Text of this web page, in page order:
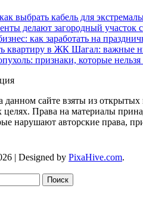
выбрать кабель для
делают загородный
как заработать на
квартиру в ЖК Шагал: важные
признаки, которые
данном сайте взяты из
целях. Права на материалы
нарушают авторские права,
| Designed by PixaHive.com.